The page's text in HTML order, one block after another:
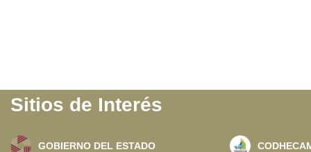
Sitios de Interés
GOBIERNO DEL ESTADO